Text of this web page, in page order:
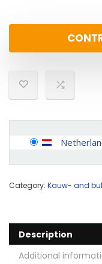
Category: Kauw- and
Description
Additional